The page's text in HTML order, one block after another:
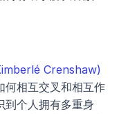
Crenshaw)
何相互交叉和相互作
到个人拥有多重身